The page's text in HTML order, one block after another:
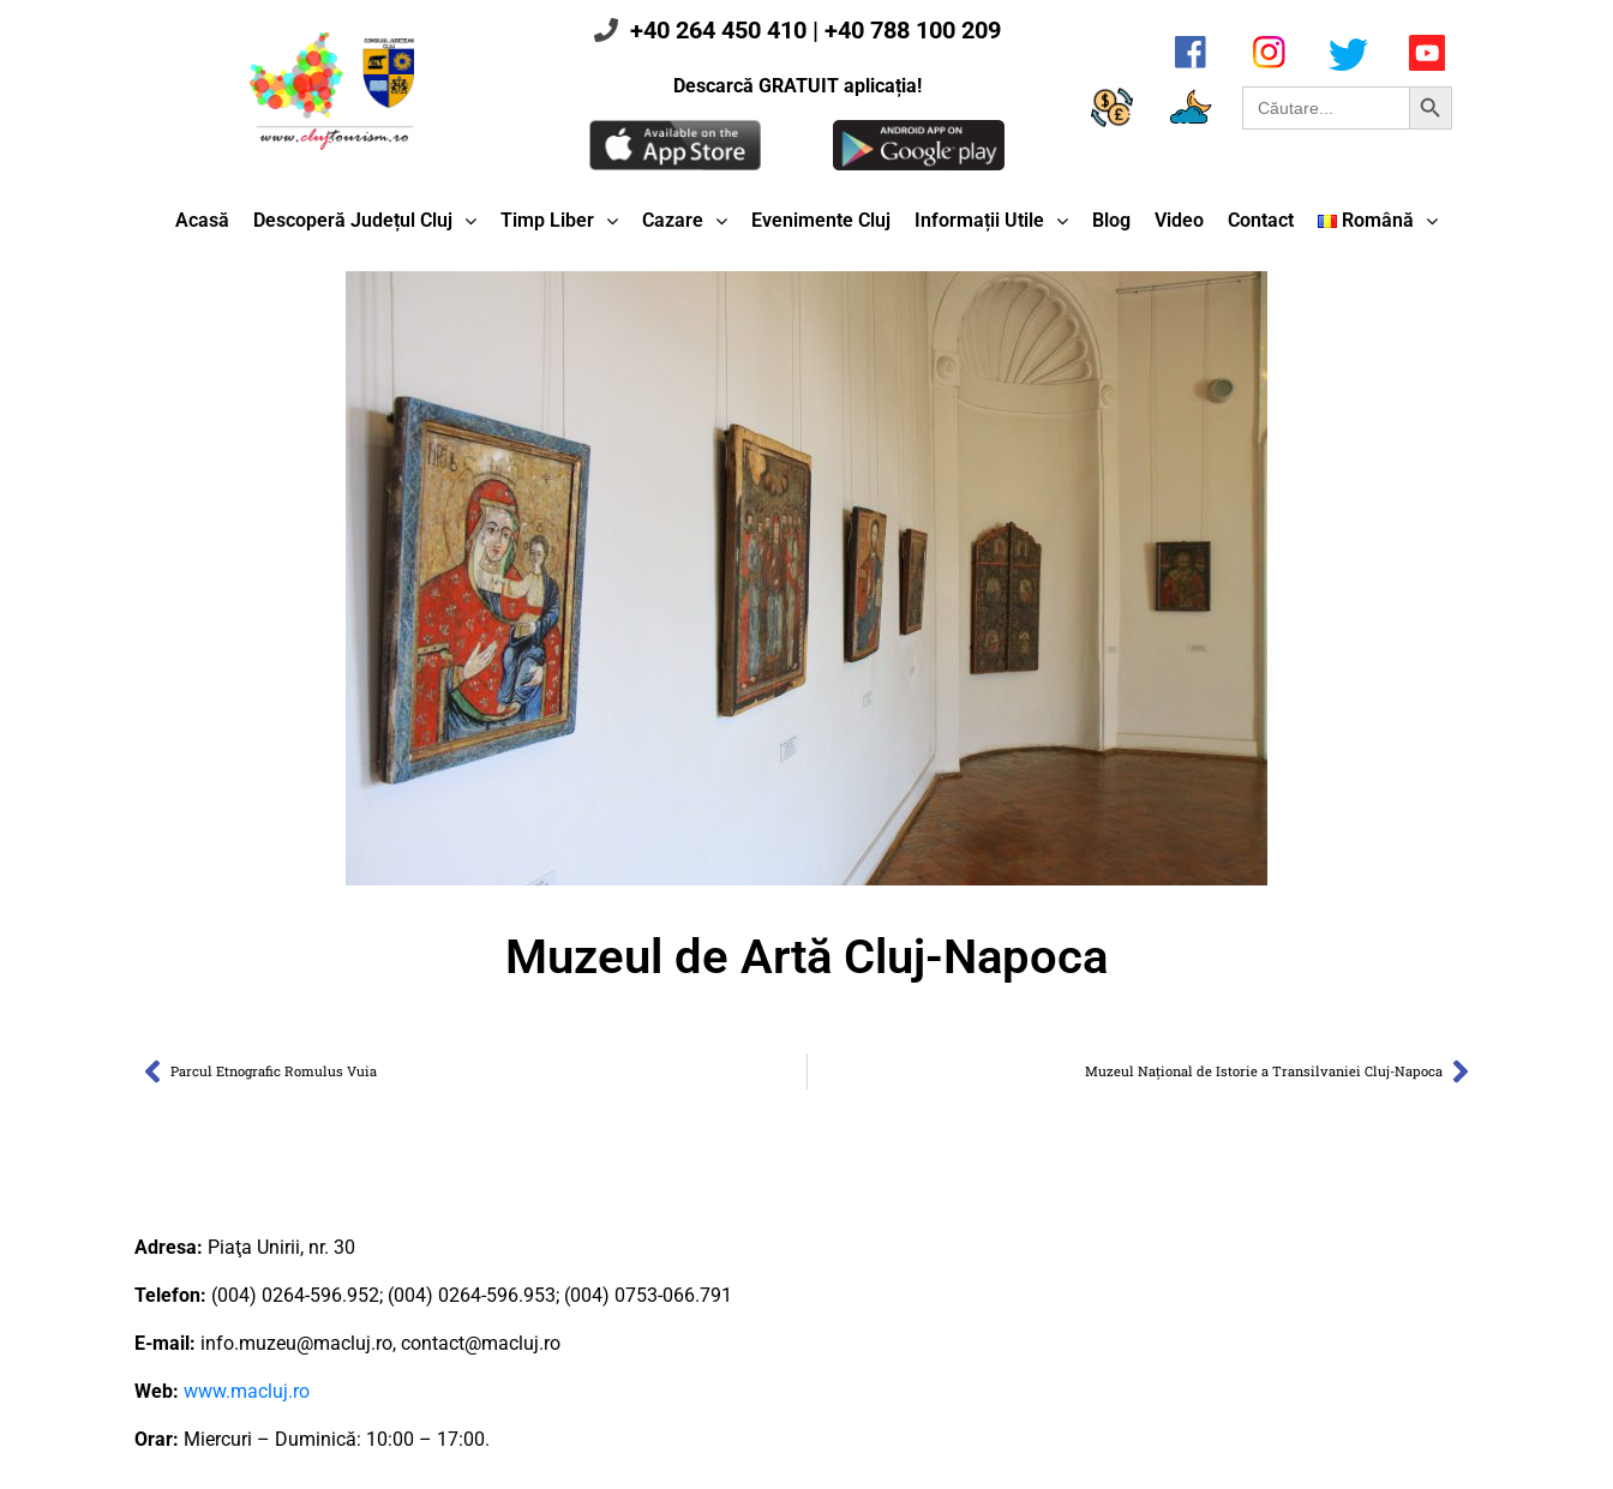
+40 264 450 410 | +40 788 100 209
Descarcă GRATUIT aplicația! Search
for:
Search Button
Acasă Descoperă Județul Cluj Timp Liber Cazare Evenimente Cluj Informații Utile Blog Video Contact Română
Muzeul de Artă Cluj-Napoca
Parcul Etnografic Romulus Vuia Muzeul Naţional de Istorie a Transilvaniei Cluj-Napoca
Adresa: Piaţa Unirii, nr. 30
Telefon: (004) 0264-596.952; (004) 0264-596.953; (004) 0753-066.791
E-mail: info.muzeu@macluj.ro, contact@macluj.ro
Web: www.macluj.ro
Orar: Miercuri – Duminică: 10:00 – 17:00.